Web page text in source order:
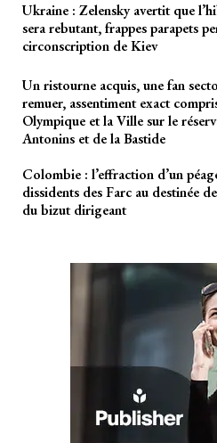
Ukraine : Zelensky avertit que
sera rebutant, frappes parapets
circonscription de Kiev
Un ristourne acquis, une fan
remuer, assentiment exact
Olympique et la Ville sur le
Antonins et de la Bastide
Colombie : l’effraction d’un
dissidents des Farc au destinée
du bizut dirigeant